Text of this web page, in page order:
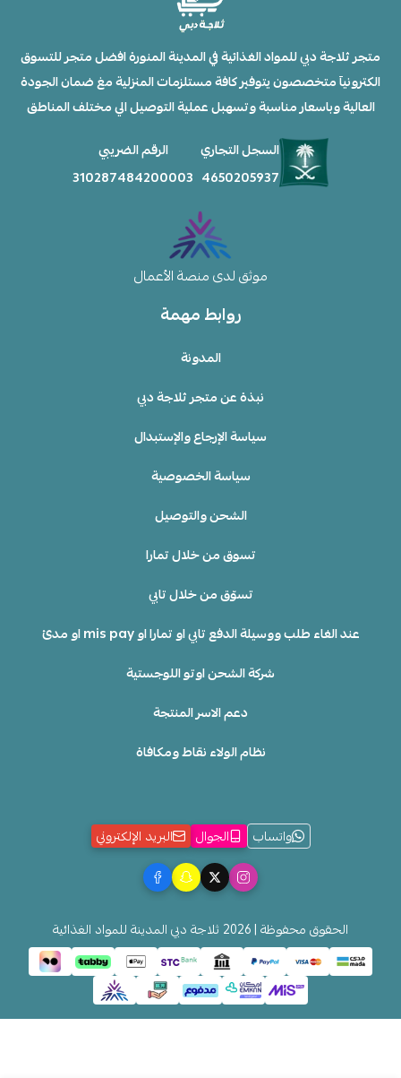
روابط مهمة
المدونة
نبذة عن متجر ثلاجة دبي
سياسة الإرجاع والإستبدال
سياسة الخصوصية
الشحن والتوصيل
تسوق من خلال تمارا
تسوّق من خلال تابي
عند الغاء طلب ووسيلة الدفع تابي او تمارا او mis pay او مدئ
شركة الشحن اوتو اللوجستية
دعم الاسر المنتجة
نظام الولاء نقاط ومكافاة
متجر ثلاجة دبي للمواد الغذائية في المدينة المنورة افضل متجر للتسوق
الكترونيآ متخصصون يتوفير كافة مستلزمات المنزلية مغ ضمان الجودة
العالية وباسعار مناسبة وتسهبل عملية التوصيل الي مختلف المناطق
السجل التجاري
4650205937
الرقم الضريبي
310287484200003
موثق لدى منصة الأعمال
واتساب الجوال البريد الإلكتروني
الحقوق محفوظة | 2026 ثلاجة دبي المدينة للمواد الغذائية